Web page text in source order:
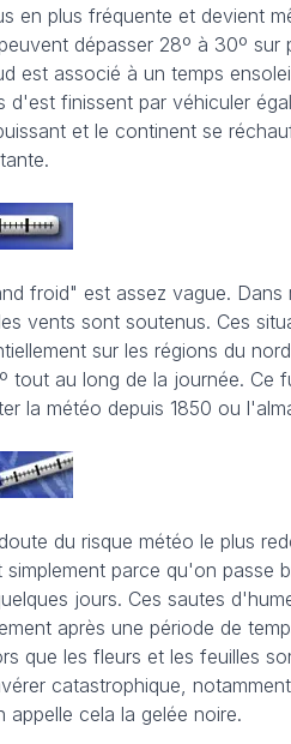
en plus fréquente et devient
dépasser 28º à 30º
est associé à un temps
d'est finissent par véhiculer
et le continent se
froid" est assez vague.
vents sont soutenus. Ces
sur les régions du
tout au long de la journée. Ce
la météo depuis 1850 ou
du risque météo le plus
parce qu'on passe
jours. Ces sautes
après une période de
que les fleurs et les feuilles
catastrophique,
appelle cela la gelée noire.